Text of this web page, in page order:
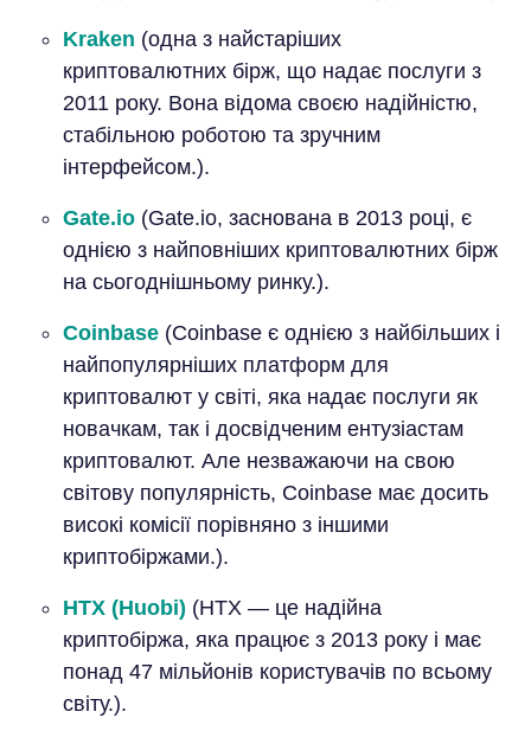
Kraken (одна з найстаріших
криптовалютних бірж, що надає послуги з
2011 року. Вона відома своєю надійністю,
стабільною роботою та зручним
інтерфейсом.).
Gate.io(Gate.io, заснована в 2013 році, є
однією з найповніших криптовалютних бірж
на сьогоднішньому ринку.).
Coinbase(Coinbase є однією з найбільших і
найпопулярніших платформ для
криптовалют у світі, яка надає послуги як
новачкам, так і досвідченим ентузіастам
криптовалют. Але незважаючи на свою
світову популярність, Coinbase має досить
високі комісії порівняно з іншими
криптобіржами.).
HTX (Huobi) (HTX — це надійна
криптобіржа, яка працює з 2013 року і має
понад 47 мільйонів користувачів по всьому
світу.).